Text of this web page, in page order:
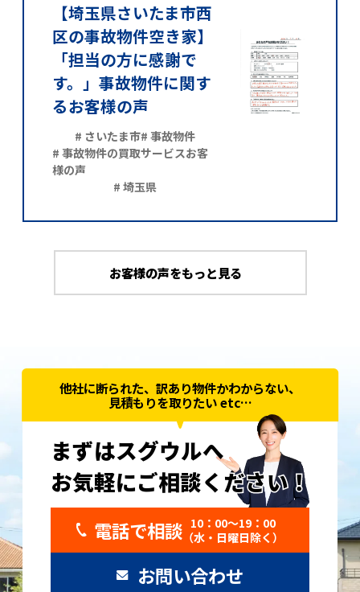
【埼玉県さいたま市西
区の事故物件空き家】
「担当の方に感謝で
す。」事故物件に関す
るお客様の声
# さいたま市# 事故物件
# 事故物件の買取サービスお客
様の声
# 埼玉県
お客様の声をもっと見る
他社に断られた、訳あり物件かわからない、
見積もりを取りたい etc…
まずはスグウルへ
お気軽にご相談ください！
お気軽にご相談ください！
電話で相談 10：00〜19：00
（水・日曜日除く）
お問い合わせ